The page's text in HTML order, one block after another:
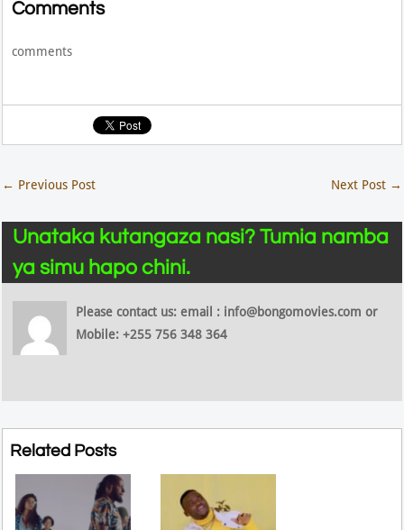
Comments
comments
← Previous Post Next Post →
Unataka kutangaza nasi? Tumia namba
ya simu hapo chini.
Please contact us: email : info@bongomovies.com or
Mobile: +255 756 348 364
Related Posts